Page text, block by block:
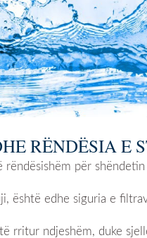
RËNDËSIA E
për
është edhe siguria e
rritur ndjeshëm, duke